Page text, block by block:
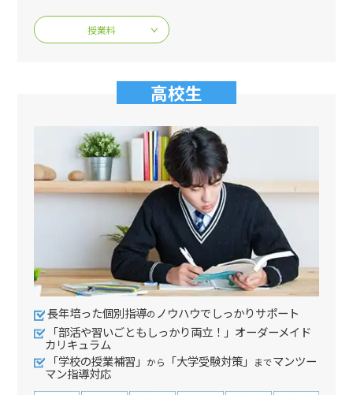
授業料
高校生
長年培った個別指導の ノウハウでしっかりサポート
「部活や習いごともしっかり両立！」オーダーメイド
カリキュラム
「学校の授業補習」
から 「大学受験対策」 までマンツー
マン指導対応